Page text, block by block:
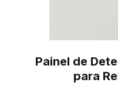
Painel de
para